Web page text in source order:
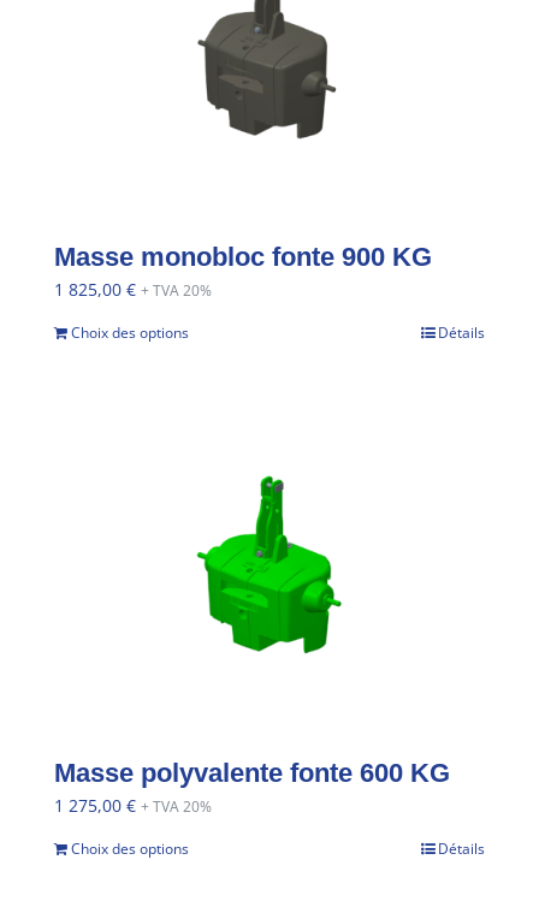
Masse monobloc fonte 900 KG
1 825,00 € + TVA 20%
Choix des options Détails
Masse polyvalente fonte 600 KG
1 275,00 € + TVA 20%
Choix des options Détails